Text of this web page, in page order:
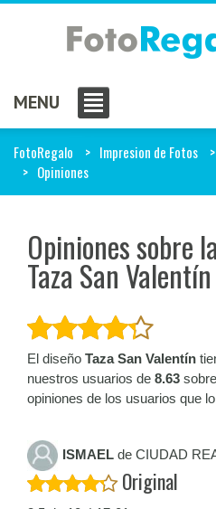
MENU
FotoRegalo Impresion de Fotos
Opiniones
Opiniones sobre
Taza San Valentín
El diseño Taza San Valentín
nuestros usuarios de 8.63 sobre
opiniones de los usuarios que
ISMAEL de CIUDAD
Original